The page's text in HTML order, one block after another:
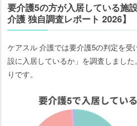
要介護5の方が入居している施
介護 独自調査レポート 2026】
ケアスル 介護では要介護5の判定を受
設に入居しているか」を調査しまし
りです。